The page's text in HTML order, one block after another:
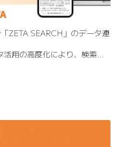
ZETA SEARCH」のデータ連
用の高度化により、検索精